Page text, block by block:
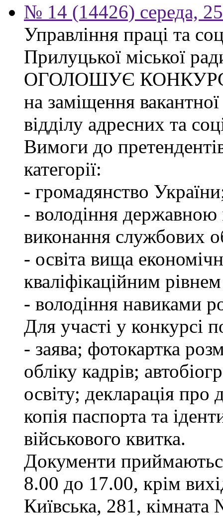
№ 14 (14426) середа,
Управління праці та
Прилуцької міської
ОГОЛОШУЄ
на заміщення вакантної
відділу адресних та
Вимоги до
категорії:
- громадянство
- володіння державною
виконання службових
- освіта вища
кваліфікаційним
- володіння навиками
Для участі у конкурсі
- заява; фотокартка
обліку кадрів;
освіту; декларація
копія паспорта та
військового квитка.
Документи
8.00 до 17.00, крім
Київська, 281,